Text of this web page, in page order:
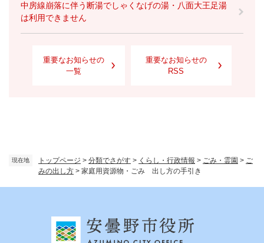
現在地 トップページ > 分類でさがす > くらし・行政情報 > ごみ・霊園 > ご
みの出し方 > 家庭用資源物・ごみ 出し方の手引き
中房線崩落に伴う断湯でしゃくなげの湯・八面大王足湯
は利用できません
重要なお知らせの
一覧
重要なお知らせの
RSS